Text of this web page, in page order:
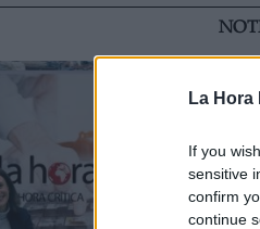
La Hora
If you
sensitive
confirm
continue